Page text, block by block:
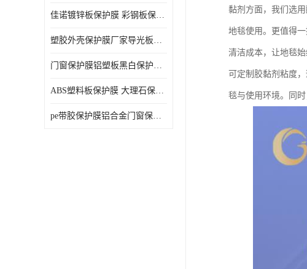
佳诺镀锌板保护膜 彩钢板保护pe保护膜
塑胶外壳保护膜厂家导光板保护膜 铝单板保护膜胶带易撕不留胶
门窗保护膜铝塑板黑白保护膜外墙保温板保护膜
ABS塑料板保护膜 大理石保护膜 缠鱼竿保护膜
pe带胶保护膜铝合金门窗保护不锈钢板保护膜大理石建筑材料保护
黏剂方面，我们选
地毯使用。更值得
清洁成本，让地毯
可定制胶黏剂粘度
毯与使用环境。同